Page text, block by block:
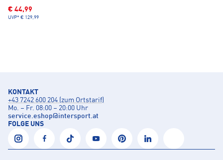
€ 44,99
UVP* € 129,99
KONTAKT
+43 7242 600 204 (zum Ortstarif)
Mo. – Fr. 08:00 – 20:00 Uhr
service.eshop@intersport.at
FOLGE UNS